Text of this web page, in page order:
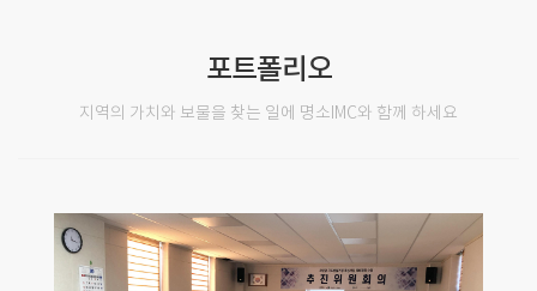
포트폴리오
지역의 가치와 보물을 찾는 일에 명소IMC와 함께 하세요